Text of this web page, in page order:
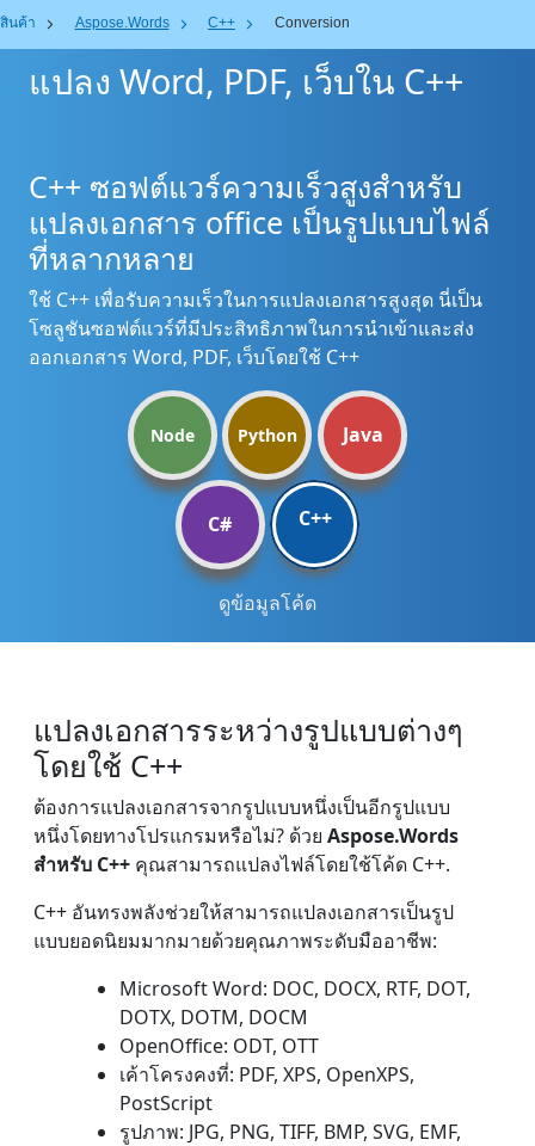
สินค้า Aspose.Words C++ Conversion
แปลง Word, PDF, เว็บใน C++
C++ ซอฟต์แวร์ความเร็วสูงสำหรับ
แปลงเอกสาร office เป็นรูปแบบไฟล์
ที่หลากหลาย
ใช้ C++ เพื่อรับความเร็วในการแปลงเอกสารสูงสุด นี่เป็น
โซลูชันซอฟต์แวร์ที่มีประสิทธิภาพในการนำเข้าและส่ง
ออกเอกสาร Word, PDF, เว็บโดยใช้ C++
Node Python Java
C# C++
ดูข้อมูลโค้ด
แปลงเอกสารระหว่างรูปแบบต่างๆ
โดยใช้ C++
ต้องการแปลงเอกสารจากรูปแบบหนึ่งเป็นอีกรูปแบบ
หนึ่งโดยทางโปรแกรมหรือไม่? ด้วย Aspose.Words
สำหรับ C++ คุณสามารถแปลงไฟล์โดยใช้โค้ด C++.
C++ อันทรงพลังช่วยให้สามารถแปลงเอกสารเป็นรูป
แบบยอดนิยมมากมายด้วยคุณภาพระดับมืออาชีพ:
Microsoft Word: DOC, DOCX, RTF, DOT,
DOTX, DOTM, DOCM
OpenOffice: ODT, OTT
เค้าโครงคงที่: PDF, XPS, OpenXPS,
PostScript
รูปภาพ: JPG, PNG, TIFF, BMP, SVG, EMF,